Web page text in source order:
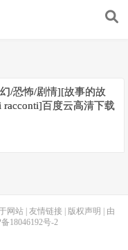
/恐怖/剧情][故事的故
racconti]百度云高清下载
网站 友情链接 版权声明
| 由
18046192号-2